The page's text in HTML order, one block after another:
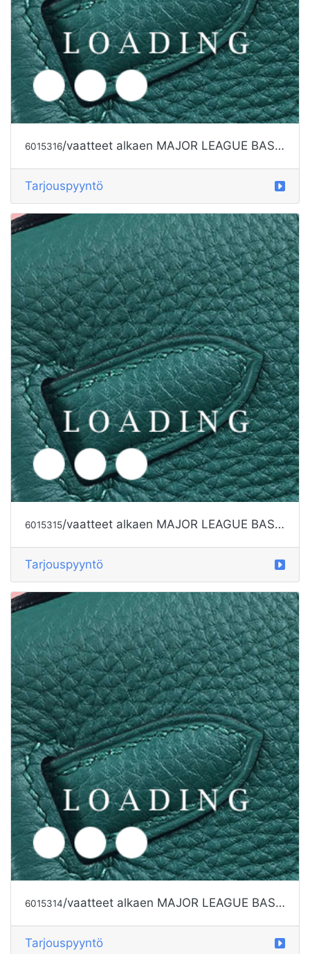
6015316/vaatteet alkaen MAJOR LEAGUE BASEBALL
Tarjouspyyntö
6015315/vaatteet alkaen MAJOR LEAGUE BASEBALL
Tarjouspyyntö
6015314/vaatteet alkaen MAJOR LEAGUE BASEBALL
Tarjouspyyntö